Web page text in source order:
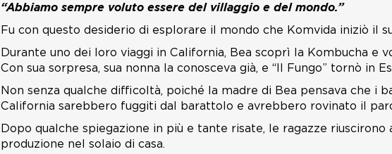
“Abbiamo sempre voluto essere del villaggio e del mondo.”
Fu con questo desiderio di esplorare il mondo che Komvida iniziò il
Durante uno dei loro viaggi in California, Bea scoprì la Kombucha e
Con sua sorpresa, sua nonna la conosceva già, e “Il Fungo” tornò in
Non senza qualche difficoltà, poiché la madre di Bea pensava che i
California sarebbero fuggiti dal barattolo e avrebbero rovinato il
Dopo qualche spiegazione in più e tante risate, le ragazze riuscirono
produzione nel solaio di casa.